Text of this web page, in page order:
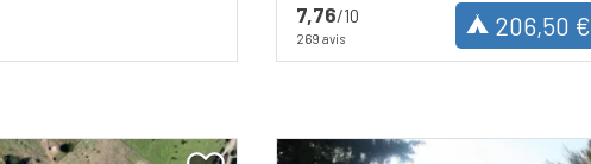
7,76/10
269 avis 206,50 €